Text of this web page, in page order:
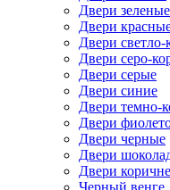
Двери зеленые
Двери
Двери
Двери серо-
Двери серые
Двери синие
Двери темно-
Двери
Двери черные
Двери
Двери